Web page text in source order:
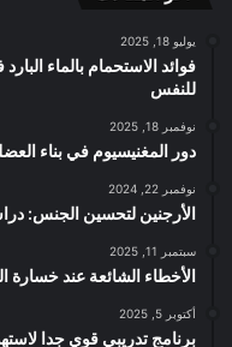
يوليو 18, 2025
فوائد الاستحمام بالماء
للنفس
نوفمبر 18, 2025
دور المغنيسيوم في بناء
نوفمبر 22, 2024
الأرجنين لتحسين الجنس:
سبتمبر 11, 2025
الأخطاء الشائعة عند خسارة
أكتوبر 5, 2025
برنامج تدريبي قوي جدا